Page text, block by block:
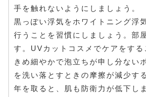
手を触れないようにしましょう。
黒っぽい浮気をホワイトニング浮
行うことを習慣にしましょう。部
す。UVカットコスメでケアをする
きめ細やかで泡立ちが申し分ない
を洗い落とすときの摩擦が減少す
年を取ると、肌も防衛力が低下し